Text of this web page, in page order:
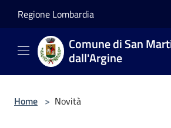
Regione Lombardia
Comune di San
dall'Argine
Home > Novità